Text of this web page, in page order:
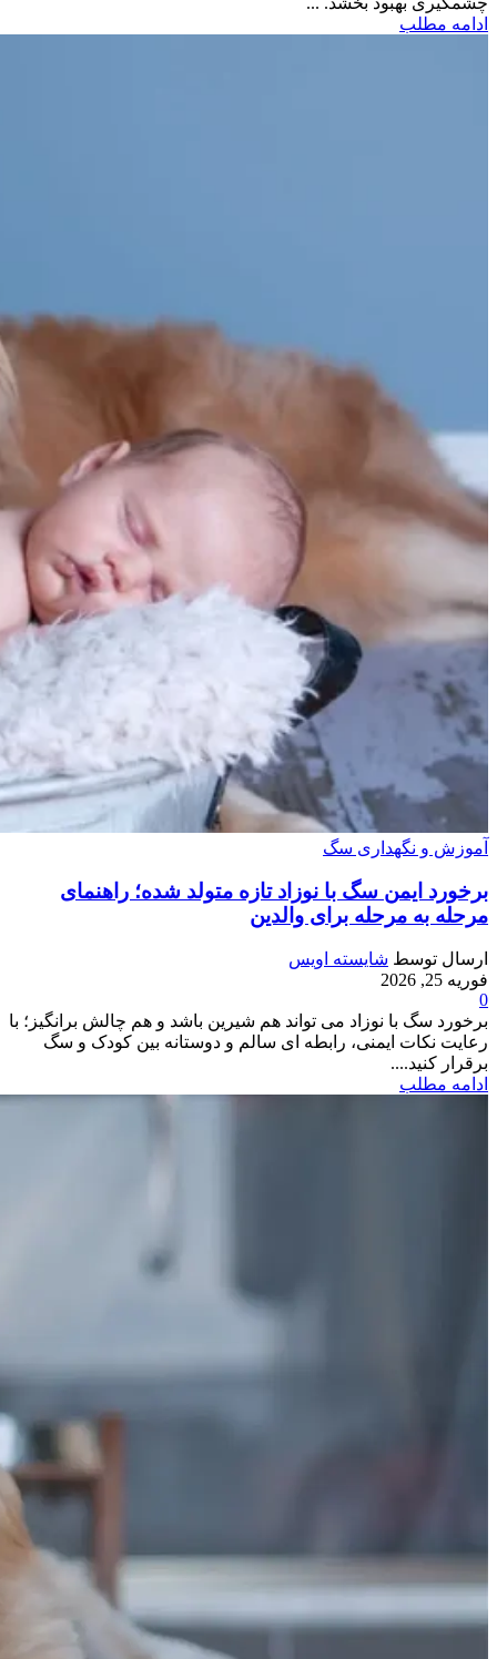
ادامه مطلب
آموزش و نگهداری سگ
برخورد ایمن سگ با نوزاد تازه متولد شده؛ راهنمای
مرحله به مرحله برای والدین
ارسال توسط شایسته اویس
فوریه 25, 2026
0
برخورد سگ با نوزاد می‌ تواند هم شیرین باشد و هم چالش‌ برانگیز؛ با
رعایت نکات ایمنی، رابطه‌ ای سالم و دوستانه بین کودک و سگ
برقرار کنید....
ادامه مطلب